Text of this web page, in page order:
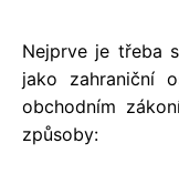
Nejprve je třeba
jako zahraniční
obchodním
způsoby: